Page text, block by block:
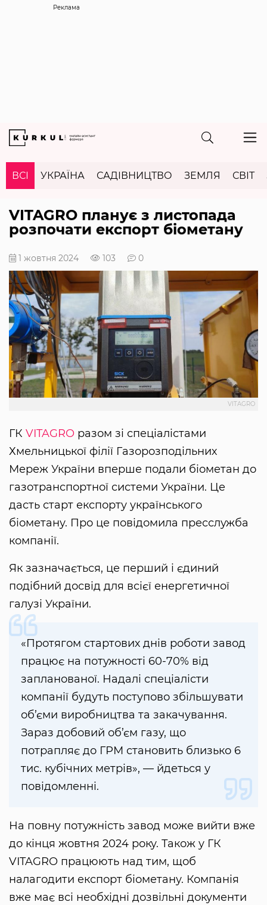
Реклама
ВСІ УКРАЇНА САДІВНИЦТВО ЗЕМЛЯ СВІТ
VITAGRO планує з листопада
розпочати експорт біометану
1 жовтня 2024 103 0
VITAGRO
ГК VITAGRO разом зі спеціалістами
Хмельницької філії Газорозподільних
Мереж України вперше подали біометан до
газотранспортної системи України. Це
дасть старт експорту українського
біометану. Про це повідомила пресслужба
компанії.
Як зазначається, це перший і єдиний
подібний досвід для всієї енергетичної
галузі України.
«Протягом стартових днів роботи завод
працює на потужності 60-70% від
запланованої. Надалі спеціалісти
компанії будуть поступово збільшувати
об’єми виробництва та закачування.
Зараз добовий об’єм газу, що
потрапляє до ГРМ становить близько 6
тис. кубічних метрів», — йдеться у
повідомленні.
На повну потужність завод може вийти вже
до кінця жовтня 2024 року. Також у ГК
VITAGRO працюють над тим, щоб
налагодити експорт біометану. Компанія
вже має всі необхідні дозвільні документи